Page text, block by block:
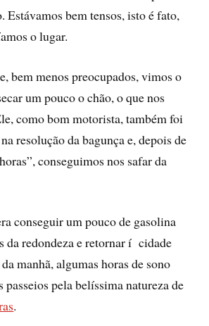
Estávamos bem tensos, isto é fato,
o lugar.
bem menos preocupados, vimos o
um pouco o chão, o que nos
como bom motorista, também foi
resolução da bagunça e, depois de
conseguimos nos safar da
conseguir um pouco de gasolina
da redondeza e retornar í cidade
manhã, algumas horas de sono
passeios pela belí­ssima natureza de
.